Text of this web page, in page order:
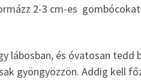
2-3 cm-es
lábosban, és óvatosan
gyöngyözzön. Addig kell